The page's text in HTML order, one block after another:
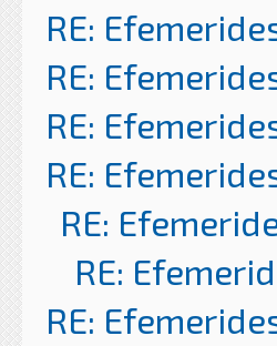
RE:
RE:
RE:
RE:
RE:
RE:
RE: